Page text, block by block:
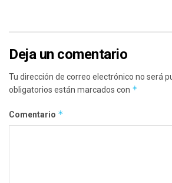
Deja un comentario
Tu dirección de correo electrónico no será
obligatorios están marcados con *
Comentario *